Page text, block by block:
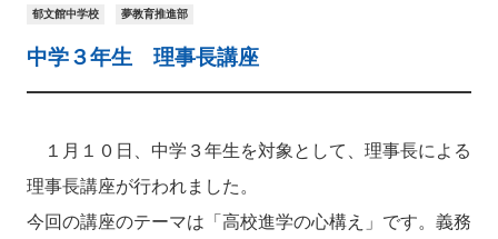
郁文館中学校 夢教育推進部
中学３年生 理事長講座
１月１０日、中学３年生を対象として、理事長による
理事長講座が行われました。
今回の講座のテーマは「高校進学の心構え」です。義務